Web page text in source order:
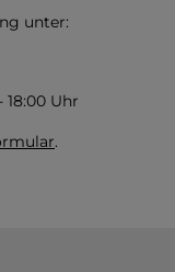
unter:
18:00 Uhr
.